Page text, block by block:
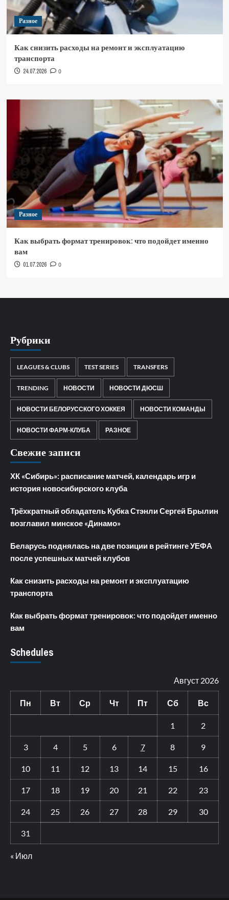
Разное
Как снизить расходы на ремонт и эксплуатацию
транспорта
24.07.2026 0
Разное
Как выбрать формат тренировок: что подойдет именно
вам
01.07.2026 0
Рубрики
LEAGUES & CLUBS TEST SERIES TRANSFERS
TRENDING НОВОСТИ НОВОСТИ ДЮСШ
НОВОСТИ БЕЛОРУССКОГО ХОККЕЯ НОВОСТИ КОМАНДЫ
НОВОСТИ ФАРМ-КЛУБА РАЗНОЕ
Свежие записи
ХК «Сибирь»: расписание матчей, календарь игр и
история новосибирского клуба
Трёхкратный обладатель Кубка Стэнли Сергей Брылин
возглавил минское «Динамо»
Беларусь поднялась на две позиции в рейтинге УЕФА
после успешных матчей клубов
Как снизить расходы на ремонт и эксплуатацию
транспорта
Как выбрать формат тренировок: что подойдет именно
вам
Schedules
Август 2026
Пн Вт Ср Чт Пт Сб Вс
1 2
3 4 5 6 7 8 9
10 11 12 13 14 15 16
17 18 19 20 21 22 23
24 25 26 27 28 29 30
31
« Июл